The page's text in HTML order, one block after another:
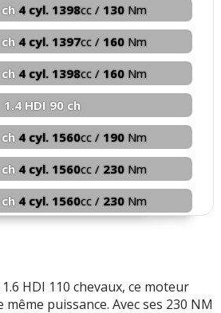
4 cyl. 1398cc / 130Nm
4 cyl. 1397cc / 160Nm
4 cyl. 1398cc / 160Nm
1.4 HDI 90 ch
4 cyl. 1560cc / 190Nm
4 cyl. 1560cc / 230Nm
4 cyl. 1560cc / 230Nm
ch 4 cyl. 1560 cc /270 Nm
HDI 110 chevaux, ce moteur
même puissance. Avec ses 230 NM